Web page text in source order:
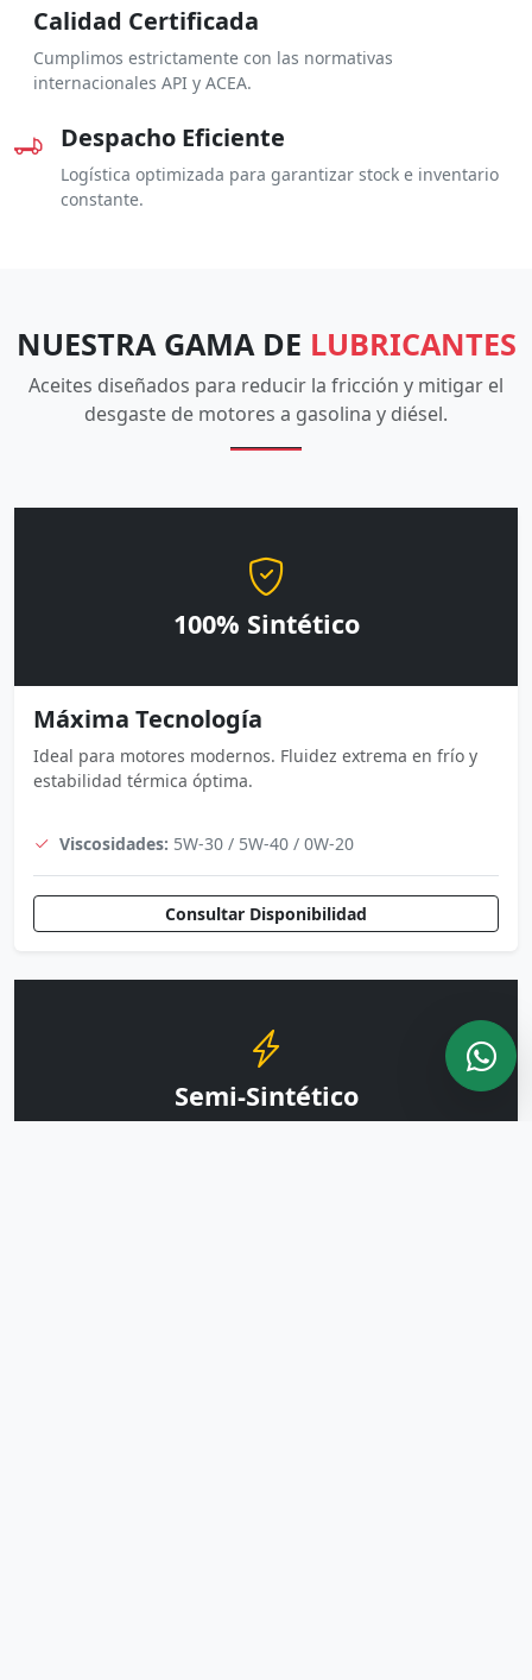
Calidad Certificada
Cumplimos estrictamente con las normativas
internacionales API y ACEA.
Despacho Eficiente
Logística optimizada para garantizar stock e inventario
constante.
NUESTRA GAMA DE LUBRICANTES
Aceites diseñados para reducir la fricción y mitigar el
desgaste de motores a gasolina y diésel.
100% Sintético
Máxima Tecnología
Ideal para motores modernos. Fluidez extrema en frío y
estabilidad térmica óptima.
Viscosidades: 5W-30 / 5W-40 / 0W-20
Consultar Disponibilidad
Semi-Sintético